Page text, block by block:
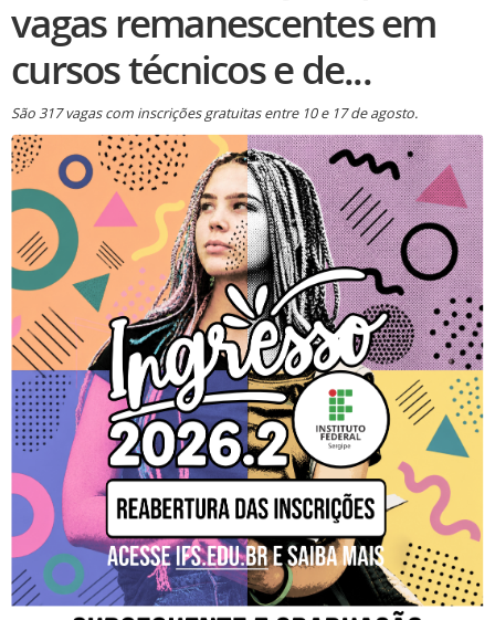
vagas remanescentes em
cursos técnicos e de...
São 317 vagas com inscrições gratuitas entre 10 e 17 de agosto.